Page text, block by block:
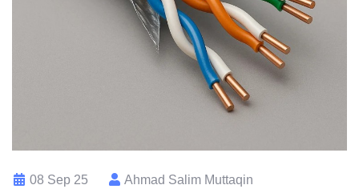
08 Sep 25
Ahmad Salim Muttaqin